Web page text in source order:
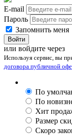
E-mail
Пароль
Запомнить меня
Войти
или войдите через
Используя сервис, вы
договора публичной
По
По
Хит
Размер
Скоро